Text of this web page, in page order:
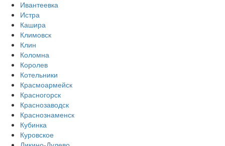
Ивантеевка
Истра
Кашира
Климовск
Клин
Коломна
Королев
Котельники
Красмоармейск
Красногорск
Краснозаводск
Краснознаменск
Кубинка
Куровское